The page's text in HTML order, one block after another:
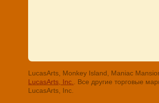
LucasArts, Monkey Island, Maniac
LucasArts, Inc.
. Все другие торговые
LucasArts, Inc.